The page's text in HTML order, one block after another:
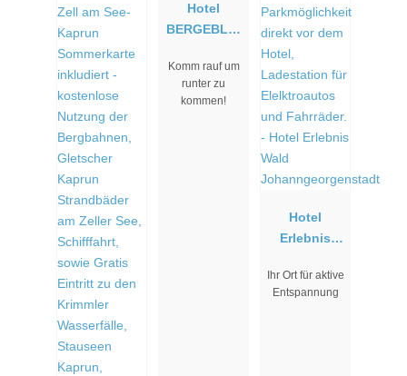
Hotel
BERGEBLIC
Komm rauf um
runter zu
kommen!
Hotel
Erlebnis
Johanngeor
genstadt
Ihr Ort für aktive
Entspannung